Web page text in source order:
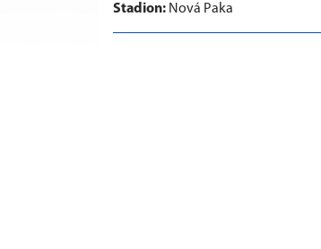
Stadion: Nová Paka